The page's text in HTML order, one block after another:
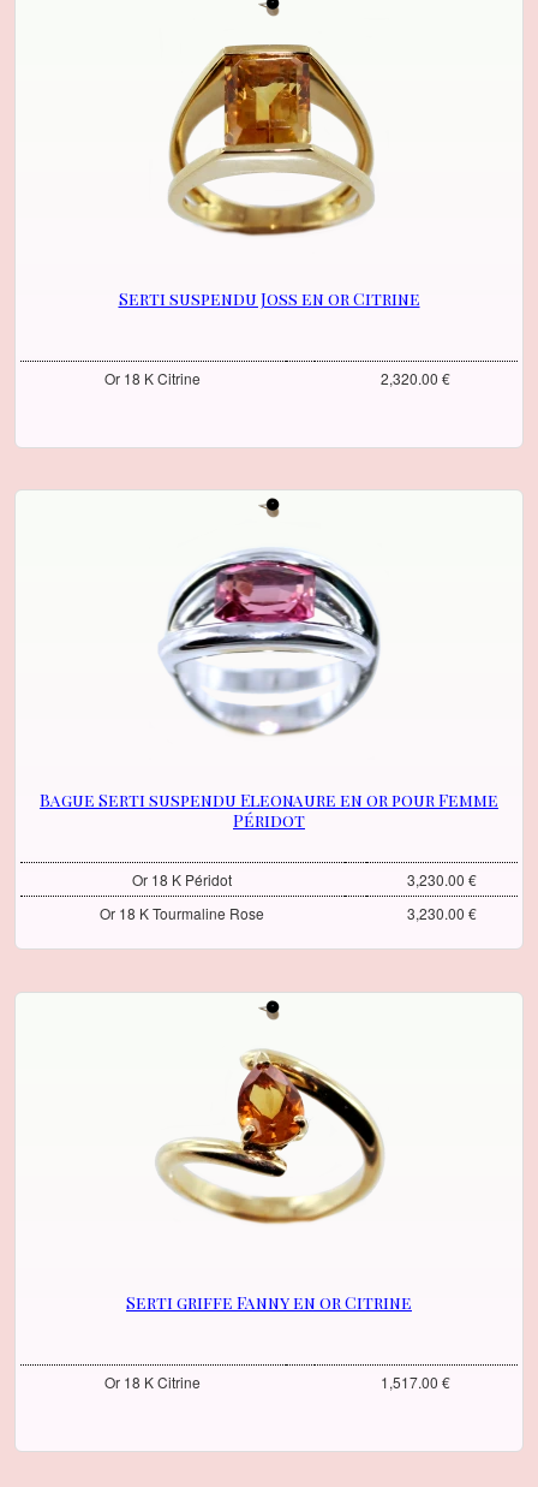
Serti suspendu Joss en or Citrine
Or 18 K Citrine 2,320.00 €
Bague Serti suspendu Eleonaure en or pour Femme
Péridot
Or 18 K Péridot
3,230.00 €
Or 18 K Tourmaline Rose
3,230.00 €
Serti griffe Fanny en or Citrine
Or 18 K Citrine 1,517.00 €